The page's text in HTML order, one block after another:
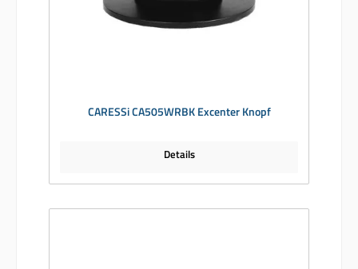
CARESSi CA505WRBK Excenter Knopf
Details